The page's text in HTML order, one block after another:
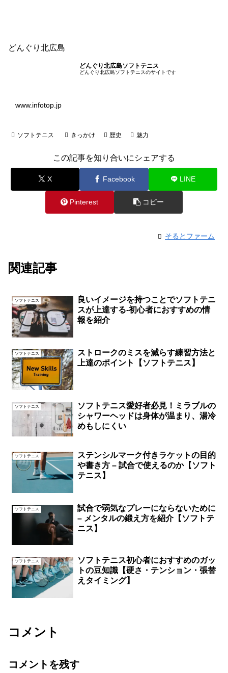
どんぐり北広島
どんぐり北広島ソフトテニス
どんぐり北広島ソフトテニスのサイトです
www.infotop.jp
ソフトテニス きっかけ 歴史 魅力
この記事を知り合いにシェアする
X Facebook LINE
Pinterest コピー
そるとファーム
関連記事
ソフトテニス
良いイメージを持つことでソフトテニ
スが上達する-初心者におすすめの情
報を紹介
ソフトテニス
ストロークのミスを減らす練習方法と
上達のポイント【ソフトテニス】
ソフトテニス
ソフトテニス愛好者必見！ミラブルの
シャワーヘッドは身体が温まり、湯冷
めもしにくい
ソフトテニス
ステンシルマーク付きラケットの目的
や書き方 – 試合で使えるのか【ソフト
テニス】
ソフトテニス
試合で弱気なプレーにならないために
– メンタルの鍛え方を紹介【ソフトテ
ニス】
ソフトテニス
ソフトテニス初心者におすすめのガッ
トの豆知識【硬さ・テンション・張替
えタイミング】
コメント
コメントを残す